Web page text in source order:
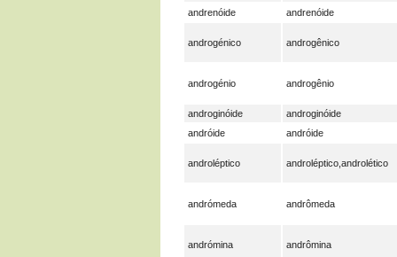
andrenóide
andrenóide
androgénico androgênico
androgénio androgênio
androginóide
androginóide
andróide
andróide
androléptico androléptico,androlético
andrómeda andrômeda
andrómina andrômina